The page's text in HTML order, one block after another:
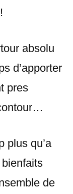
absolu
d’apporter
pres
plus qu’a
de